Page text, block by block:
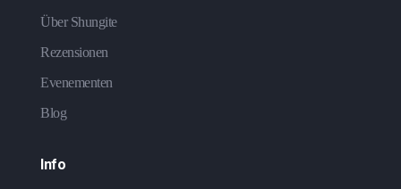
Über Shungite
Rezensionen
Evenementen
Blog
Info